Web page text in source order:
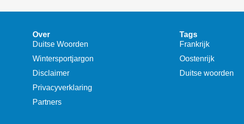
Over
Duitse Woorden
Wintersportjargon
Disclaimer
Privacyverklaring
Partners
Tags
Frankrijk
Oostenrijk
Duitse woorden